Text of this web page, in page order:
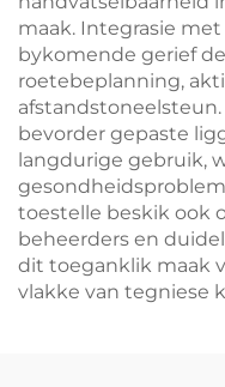
maak. Integrasie
bykomende gerief
roetebeplanning,
bevorder gepaste
langdurige gebruik,
toestelle beskik ook
beheerders en
dit toeganklik maak
vlakke van tegniese